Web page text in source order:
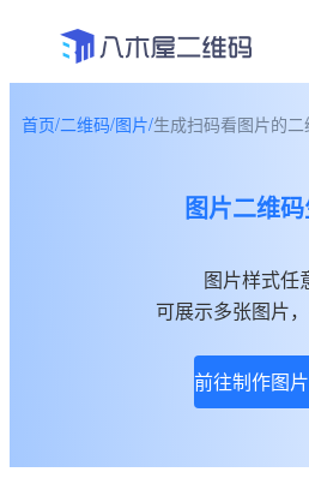
首页/二维码/图片/生成扫码看图片的二
图片二维
图片样式任
可展示多张图片
前往制作图